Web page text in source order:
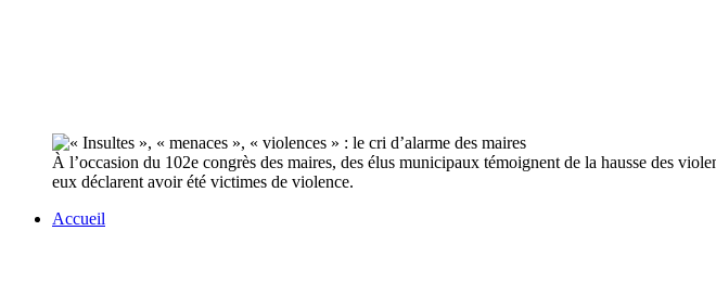
À l’occasion du 102e congrès des maires, des élus municipaux témoignent de la hausse des
eux déclarent avoir été victimes de violence.
Accueil